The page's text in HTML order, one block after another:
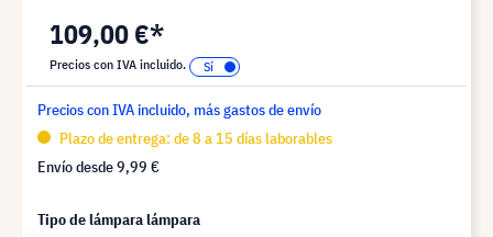
109,00 €*
Precios con IVA incluido.
Precios con IVA incluido, más gastos de envío
Plazo de entrega: de 8 a 15 días laborables
Envío desde9,99 €
Tipo de lámpara lámpara